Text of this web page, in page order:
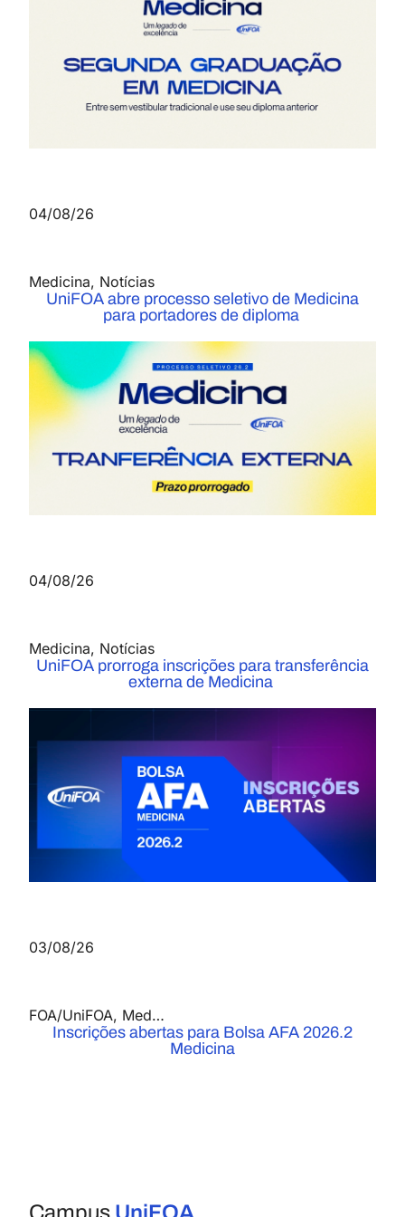
04/08/26
Medicina, Notícias
UniFOA abre processo seletivo de Medicina
para portadores de diploma
04/08/26
Medicina, Notícias
UniFOA prorroga inscrições para transferência
externa de Medicina
03/08/26
FOA/UniFOA, Medicina
Inscrições abertas para Bolsa AFA 2026.2
Medicina
Campus UniFOA